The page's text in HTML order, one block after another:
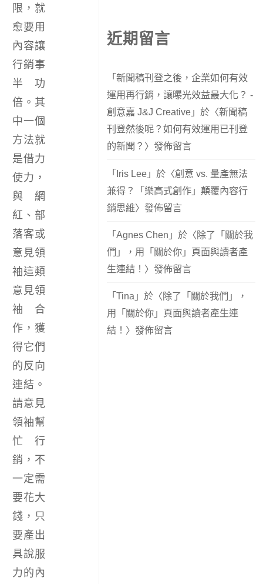
限，就
愈要用
內容讓
行銷事
半功
倍。其
中一個
方法就
是借力
使力，
與網
紅、部
落客或
意見領
袖這類
意見領
袖合
作，獲
得它們
的反向
連結。
請意見
領袖幫
忙行
銷，不
一定需
要花大
錢，只
要產出
具說服
力的內
近期留言
「新聞稿刊登之後，企業如何有效
運用再行銷，讓曝光效益最大化？ -
創意嘉 J&J Creative 」於〈新聞稿
刊登然後呢？如何有效運用已刊登
的新聞？ 〉發佈留言
「 Iris Lee 」於〈創意 vs. 量產無法
兼得？「樂高式創作」顛覆內容行
銷思維〉發佈留言
「Agnes Chen 」於〈除了「關於我
們」，用「關於你」頁面與讀者產
生連結！ 〉發佈留言
「Tina 」於〈除了「關於我們」，
用「關於你」頁面與讀者產生連
結！ 〉發佈留言